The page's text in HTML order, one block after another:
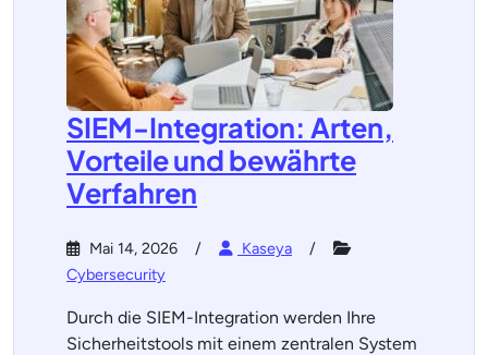
SIEM-Integration: Arten,
Vorteile und bewährte
Verfahren
Mai 14, 2026
Kaseya
Cybersecurity
Durch die SIEM-Integration werden Ihre
Sicherheitstools mit einem zentralen System